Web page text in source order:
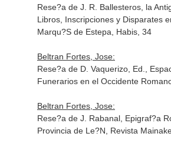
Rese?a de J. R. Ballesteros, la
Libros, Inscripciones y Disparates
Marqu?S de Estepa, Habis, 34
Beltran Fortes, Jose:
Rese?a de D. Vaquerizo, Ed.,
Funerarios en el Occidente
Beltran Fortes, Jose:
Rese?a de J. Rabanal, Epigraf?a
Provincia de Le?N, Revista